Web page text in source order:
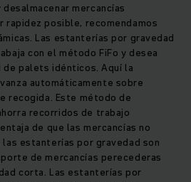
mercancías
rapidez posible, recomendamos
Las estanterías por gravedad
con el método FiFo y desea
de palets idénticos. Aquí la
automáticamente sobre
recogida. Este método de
recorridos de trabajo
de que las mercancías no
estanterías por gravedad son
de mercancías perecederas
corta. Las estanterías por